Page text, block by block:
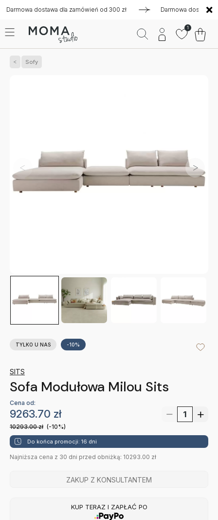
dostawa dla zamówień od 300 zł Darmowa dostawa dla
1
Sofy
TYLKO U NAS -10%
SITS
Sofa Modułowa Milou Sits
Cena od:
9263.70 zł
10293.00zł (-10%)
Do końca promocji: 16 dni
Najniższa cena z 30 dni przed obniżką: 10293.00 zł
ZAKUP Z KONSULTANTEM
KUP TERAZ I ZAPŁAĆ PO